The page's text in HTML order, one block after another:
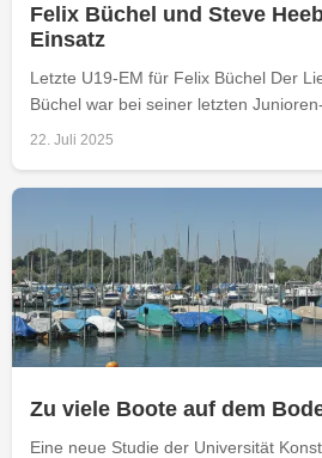
Felix Büchel und Steve
Einsatz
Letzte U19-EM für Felix Büchel Der
Büchel war bei seiner letzten Junioren-
22. Juli 2025
Zu viele Boote auf dem
Eine neue Studie der Universität